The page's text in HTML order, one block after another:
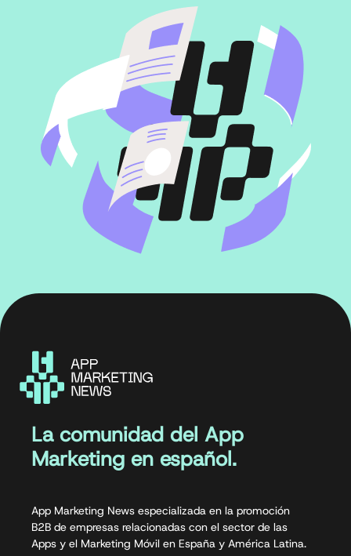
La comunidad del App
Marketing en español.
App Marketing News especializada en la promoción
B2B de empresas relacionadas con el sector de las
Apps y el Marketing Móvil en España y América Latina.